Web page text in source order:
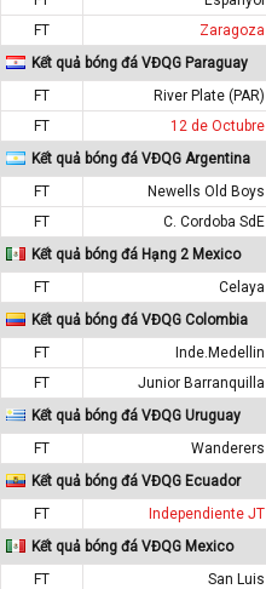
FT
Zaragoza
Kết quả bóng đá VĐQG Paraguay
FT
River Plate (PAR)
FT
12 de Octubre
Kết quả bóng đá VĐQG Argentina
FT
Newells Old Boys
FT
C. Cordoba SdE
Kết quả bóng đá Hạng 2 Mexico
FT
Celaya
Kết quả bóng đá VĐQG Colombia
FT
Inde.Medellin
FT
Junior Barranquilla
Kết quả bóng đá VĐQG Uruguay
FT
Wanderers
Kết quả bóng đá VĐQG Ecuador
FT
Independiente JT
Kết quả bóng đá VĐQG Mexico
FT
San Luis